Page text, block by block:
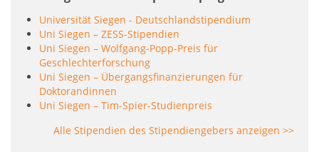
Universität Siegen - Deutschlandstipendium
Uni Siegen – ZESS-Stipendien
Uni Siegen – Wolfgang-Popp-Preis für
Geschlechterforschung
Uni Siegen – Übergangsfinanzierungen für
Doktorandinnen
Uni Siegen – Tim-Spier-Studienpreis
Alle Stipendien des Stipendiengebers anzeigen >>